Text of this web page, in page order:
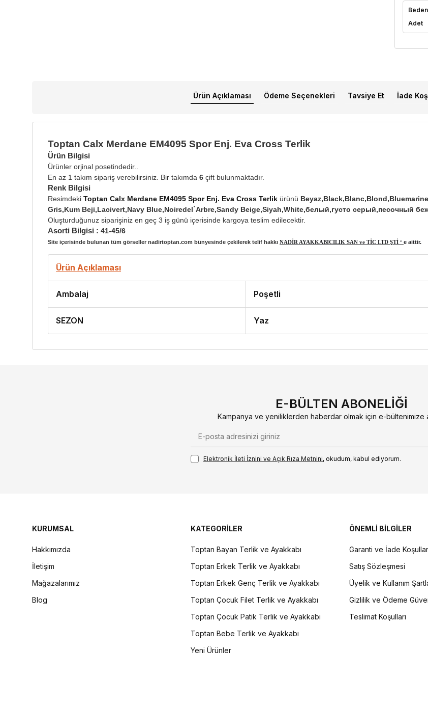
Beden
Adet
Ürün Açıklaması Ödeme Seçenekleri Tavsiye Et İade
Toptan Calx Merdane EM4095 Spor Enj. Eva Cross Terlik
Ürün Bilgisi
Ürünler orjinal posetindedir..
En az 1 takım sipariş verebilirsiniz. Bir takımda 6 çift bulunmaktadır.
Renk Bilgisi
Resimdeki Toptan Calx Merdane EM4095 Spor Enj. Eva Cross Terlik ürünü
Gris,Kum Beji,Lacivert,Navy Blue,Noiredel`Arbre,Sandy Beige,Siyah,White,белый,густо серый,песочный
Oluşturduğunuz siparişiniz en geç 3 iş günü içerisinde kargoya teslim edilecektir.
Asorti Bilgisi : 41-45/6
Site içerisinde bulunan tüm görseller nadirtoptan.com bünyesinde çekilerek telif hakkı NADİR AYAKKABICILIK SAN ve TİC LTD ŞTİ ‘ e aittir.
Ürün Açıklaması
Ambalaj Poşetli
SEZON Yaz
E-BÜLTEN ABONELIĞI
Kampanya ve yeniliklerden haberdar olmak için e-bültenimize
Elektronik İleti İzni‌ni ve Açık Rıza Metni‌ni, okudum, kabul ediyorum.
KURUMSAL
Hakkımızda
İletişim
Mağazalarımız
Blog
KATEGORİLER
Toptan Bayan Terlik ve Ayakkabı
Toptan Erkek Terlik ve Ayakkabı
Toptan Erkek Genç Terlik ve Ayakkabı
Toptan Çocuk Filet Terlik ve Ayakkabı
Toptan Çocuk Patik Terlik ve Ayakkabı
Toptan Bebe Terlik ve Ayakkabı
Yeni Ürünler
ÖNEMLİ BİLGİLER
Garanti ve İade
Satış Sözleşmesi
Üyelik ve Kullanım
Gizlilik ve Ödeme
Teslimat Koşulları